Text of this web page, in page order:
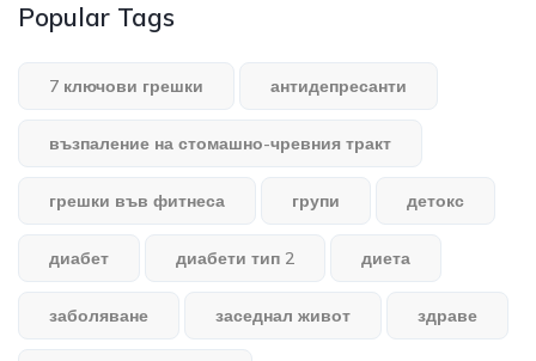
Popular Tags
7 ключови грешки антидепресанти
възпаление на стомашно-чревния тракт
грешки във фитнеса групи детокс
диабет диабети тип 2 диета
заболяване заседнал живот здраве